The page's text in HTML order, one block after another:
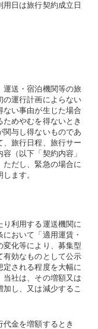
日は旅行契約成立日
送・宿泊機関等の旅
の運行計画によらない
ない事由が生じた場合
めやむを得ないとき
関与し得ないものであ
、旅行日程、旅行サー
（以下「契約内容」
ただし、緊急の場合に
ます。
利用する運送機関に
おいて「適用運賃・
化等により、募集型
有効なものとして公示
される程度を大幅に
当社は、その増額又は
し、又は減少するこ
金を増額するとき